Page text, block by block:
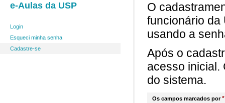
e-Aulas da USP
Login
Esqueci minha senha
Cadastre-se
O
funcionário da
usando a
Após o
acesso inicial.
do sistema.
Os campos marcados por*